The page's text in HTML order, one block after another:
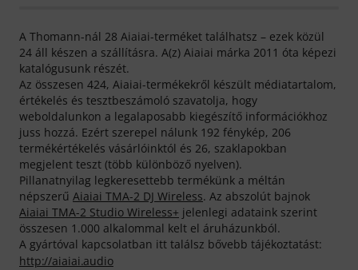
A Thomann-nál 28 Aiaiai-terméket találhatsz – ezek közül
24 áll készen a szállításra. A(z) Aiaiai márka 2011 óta képezi
katalógusunk részét.
Az összesen 424, Aiaiai-termékekről készült médiatartalom,
értékelés és tesztbeszámoló szavatolja, hogy
weboldalunkon a legalaposabb kiegészítő információkhoz
juss hozzá. Ezért szerepel nálunk 192 fénykép, 206
termékértékelés vásárlóinktól és 26, szaklapokban
megjelent teszt (több különböző nyelven).
Pillanatnyilag legkeresettebb termékünk a méltán
népszerű Aiaiai TMA-2 DJ Wireless. Az abszolút bajnok
Aiaiai TMA-2 Studio Wireless+ jelenlegi adataink szerint
összesen 1.000 alkalommal kelt el áruházunkból.
A gyártóval kapcsolatban itt találsz bővebb tájékoztatást:
http://aiaiai.audio